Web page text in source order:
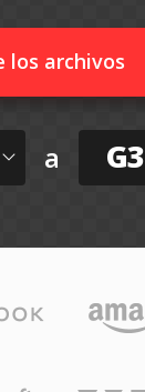
los archivos
a G3